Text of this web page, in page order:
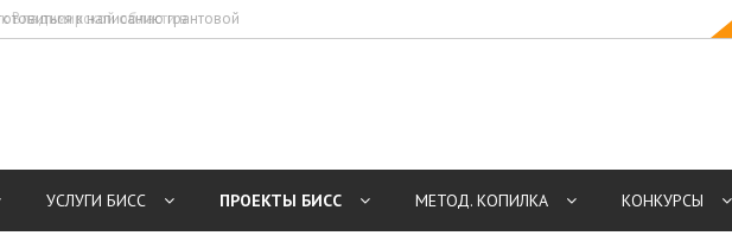
к написанию грантовой
Владимирской области в
УСЛУГИ БИСС ПРОЕКТЫ БИСС МЕТОД. КОПИЛКА КОНКУРСЫ